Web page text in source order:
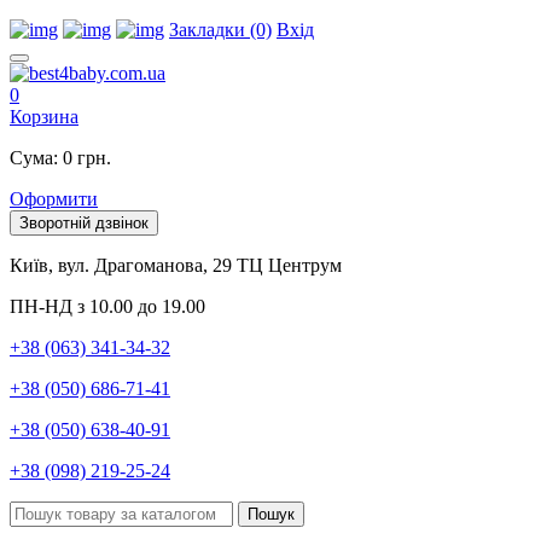
Закладки (0) Вхід
0
Корзина
Сума: 0 грн.
Оформити
Зворотній дзвінок
Київ, вул. Драгоманова, 29 ТЦ Центрум
ПН-НД з 10.00 до 19.00
+38 (063) 341-34-32
+38 (050) 686-71-41
+38 (050) 638-40-91
+38 (098) 219-25-24
Пошук